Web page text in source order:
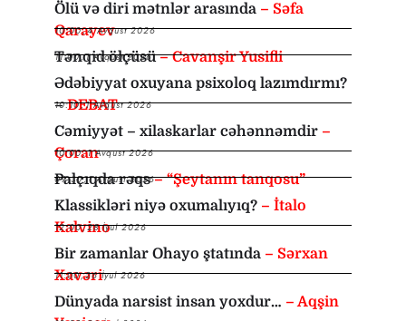
Ölü və diri mətnlər arasında – Səfa
Qarayev
10:00,4 Avqust 2026
Tənqid ölçüsü– Cavanşir Yusifli
11:00,1 Avqust 2026
Ədəbiyyat oxuyana psixoloq lazımdırmı?
–DEBAT
10:10,1 Avqust 2026
Cəmiyyət – xilaskarlar cəhənnəmdir –
Çoran
10:00,1 Avqust 2026
Palçıqda rəqs– “Şeytanın tanqosu”
09:30,1 Avqust 2026
Klassikləri niyə oxumalıyıq? – İtalo
Kalvino
12:00,28 İyul 2026
Bir zamanlar Ohayo ştatında – Sərxan
Xavəri
11:00,26 İyul 2026
Dünyada narsist insan yoxdur… – Aqşin